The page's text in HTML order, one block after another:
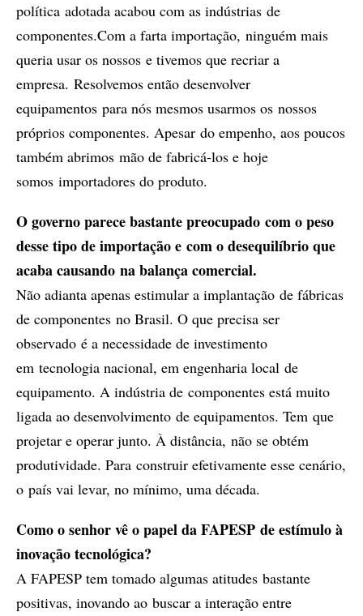
política adotada acabou com as indústrias de
componentes.Com a farta importação, ninguém mais
queria usar os nossos e tivemos que recriar a
empresa. Resolvemos então desenvolver
equipamentos para nós mesmos usarmos os nossos
próprios componentes. Apesar do empenho, aos poucos
também abrimos mão de fabricá-los e hoje
somos importadores do produto.
O governo parece bastante preocupado com o peso
desse tipo de importação e com o desequilíbrio que
acaba causando na balança comercial.
Não adianta apenas estimular a implantação de fábricas
de componentes no Brasil. O que precisa ser
observado é a necessidade de investimento
em tecnologia nacional, em engenharia local de
equipamento. A indústria de componentes está muito
ligada ao desenvolvimento de equipamentos. Tem que
projetar e operar junto. À distância, não se obtém
produtividade. Para construir efetivamente esse cenário,
o país vai levar, no mínimo, uma década.
Como o senhor vê o papel da FAPESP de estímulo à
inovação tecnológica?
A FAPESP tem tomado algumas atitudes bastante
positivas, inovando ao buscar a interação entre